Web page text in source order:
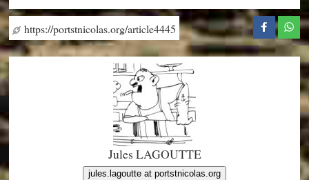
https://portstnicolas.org/article4445
Jules LAGOUTTE
jules.lagoutte at portstnicolas.org